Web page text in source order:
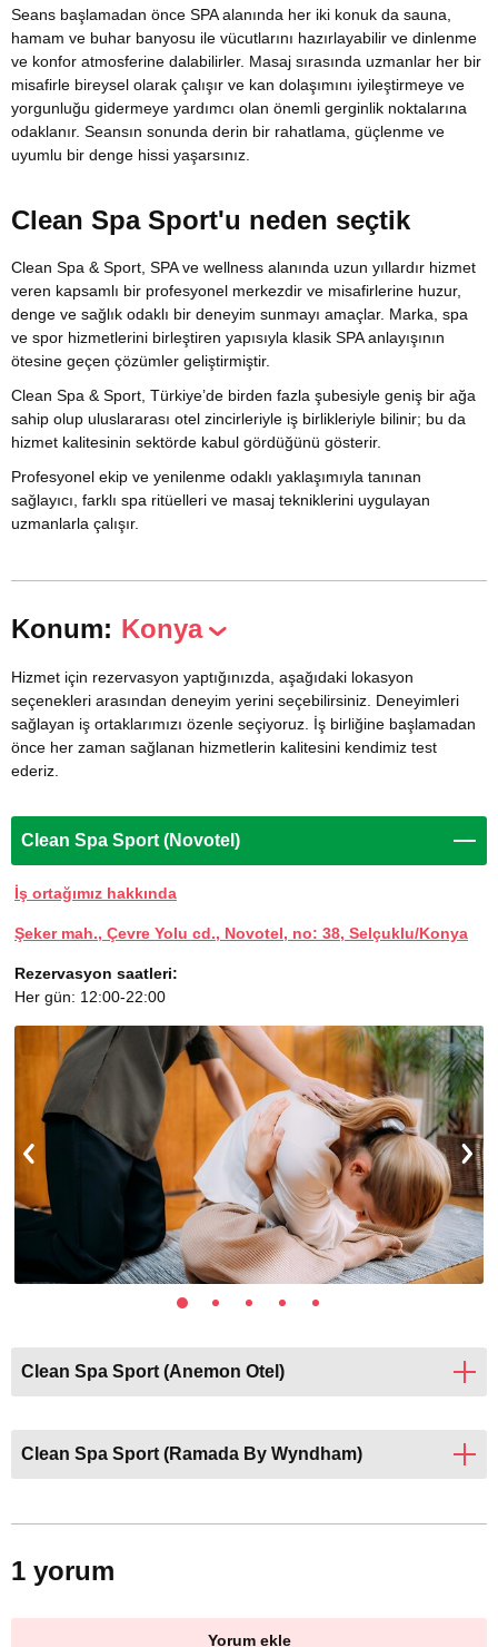
Seans başlamadan önce SPA alanında her iki konuk da sauna,
hamam ve buhar banyosu ile vücutlarını hazırlayabilir ve dinlenme
ve konfor atmosferine dalabilirler. Masaj sırasında uzmanlar her bir
misafirle bireysel olarak çalışır ve kan dolaşımını iyileştirmeye ve
yorgunluğu gidermeye yardımcı olan önemli gerginlik noktalarına
odaklanır. Seansın sonunda derin bir rahatlama, güçlenme ve
uyumlu bir denge hissi yaşarsınız.
Clean Spa Sport'u neden seçtik
Clean Spa & Sport, SPA ve wellness alanında uzun yıllardır hizmet
veren kapsamlı bir profesyonel merkezdir ve misafirlerine huzur,
denge ve sağlık odaklı bir deneyim sunmayı amaçlar. Marka, spa
ve spor hizmetlerini birleştiren yapısıyla klasik SPA anlayışının
ötesine geçen çözümler geliştirmiştir.
Clean Spa & Sport, Türkiye’de birden fazla şubesiyle geniş bir ağa
sahip olup uluslararası otel zincirleriyle iş birlikleriyle bilinir; bu da
hizmet kalitesinin sektörde kabul gördüğünü gösterir.
Profesyonel ekip ve yenilenme odaklı yaklaşımıyla tanınan
sağlayıcı, farklı spa ritüelleri ve masaj tekniklerini uygulayan
uzmanlarla çalışır.
Konum: Konya
Hizmet için rezervasyon yaptığınızda, aşağıdaki lokasyon
seçenekleri arasından deneyim yerini seçebilirsiniz. Deneyimleri
sağlayan iş ortaklarımızı özenle seçiyoruz. İş birliğine başlamadan
önce her zaman sağlanan hizmetlerin kalitesini kendimiz test
ederiz.
Clean Spa Sport (Novotel)
İş ortağımız hakkında
Şeker mah., Çevre Yolu cd., Novotel, no: 38, Selçuklu/Konya
Rezervasyon saatleri:
Her gün: 12:00-22:00
Clean Spa Sport (Anemon Otel)
Clean Spa Sport (Ramada By Wyndham)
1 yorum
Yorum ekle